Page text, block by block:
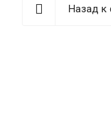
Назад к